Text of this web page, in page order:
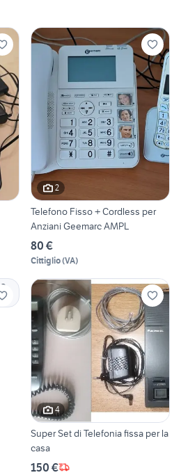
2
Telefono Fisso + Cordless per
Anziani Geemarc AMPL
80 €
Cittiglio(VA)
4
Super Set di Telefonia fissa per la
casa
150 €